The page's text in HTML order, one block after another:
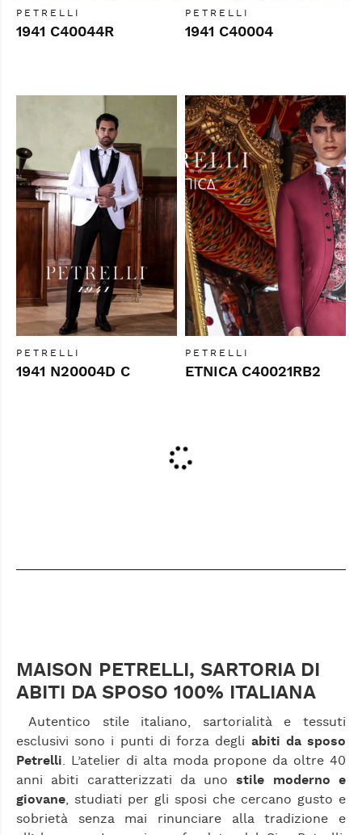
PETRELLI
1941 C40044R
PETRELLI
1941 C40004
PETRELLI
1941 N20004D C
PETRELLI
ETNICA C40021RB2
MAISON PETRELLI, SARTORIA DI
ABITI DA SPOSO 100% ITALIANA
Autentico stile italiano, sartorialità e tessuti
esclusivi sono i punti di forza degli abiti da sposo
Petrelli . L’atelier di alta moda propone da oltre 40
anni abiti caratterizzati da unostile moderno e
giovane , studiati per gli sposi che cercano gusto e
sobrietà senza mai rinunciare alla tradizione e